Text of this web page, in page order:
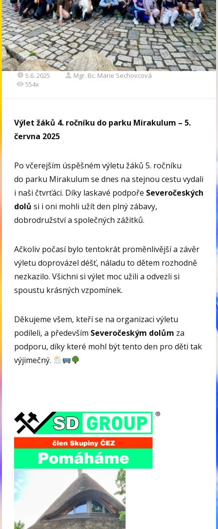
5.6. 2025
Mgr. Bc. Marie Sechovcová
554x
Výlet žáků 4. ročníku do parku Mirakulum – 5.
června 2025
Po včerejším úspěšném výletu žáků 5. ročníku
do parku Mirakulum se dnes na stejnou cestu vydali
i naši čtvrťáci. Díky laskavé podpoře Severočeských
dolů si i oni mohli užít den plný zábavy,
dobrodružství a společných zážitků.
Ačkoliv počasí bylo tentokrát proměnlivější a závěr
výletu doprovázel déšť, náladu to dětem rozhodně
nezkazilo. Všichni si výlet moc užili a odvezli si
spoustu krásných vzpomínek.
Děkujeme všem, kteří se na organizaci výletu
podíleli, a především Severočeským dolům za
podporu, díky které mohl být tento den pro děti tak
výjimečný.